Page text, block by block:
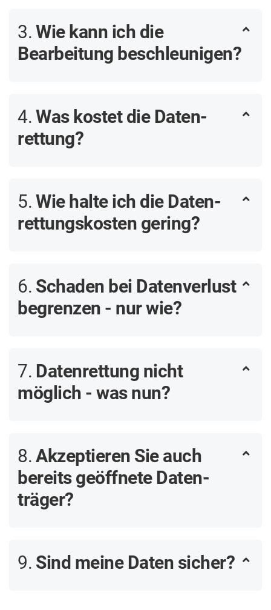
3. Wie kann ich die
Bearbeitung beschleunigen?
4. Was kostet die Daten­
rettung?
5. Wie halte ich die Daten­
rettungs­kosten gering?
6. Schaden bei Daten­verlust
begrenzen - nur wie?
7. Daten­rettung nicht
möglich - was nun?
8. Akzeptieren Sie auch
bereits geöffnete Daten­
träger?
9. Sind meine Daten sicher?